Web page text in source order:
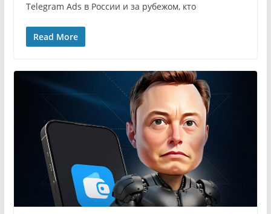
Telegram Ads в России и за рубежом, кто
Read More